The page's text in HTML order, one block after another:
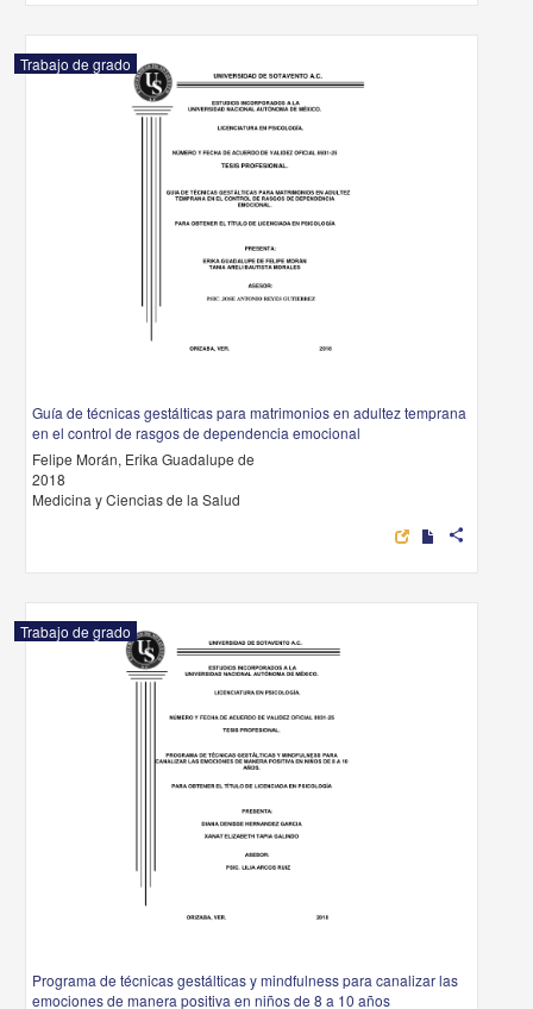
Trabajo de grado
Guía de técnicas gestálticas para matrimonios en adultez temprana
en el control de rasgos de dependencia emocional
Felipe Morán, Erika Guadalupe de
2018
Medicina y Ciencias de la Salud
share
Trabajo de grado
Programa de técnicas gestálticas y mindfulness para canalizar las
emociones de manera positiva en niños de 8 a 10 años